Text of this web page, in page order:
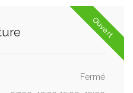
Ouvert
Fermé